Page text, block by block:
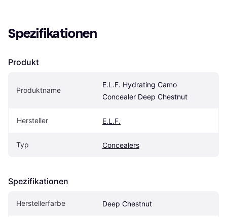
Spezifikationen
Produkt
Produktname
E.L.F. Hydrating Camo
Concealer Deep Chestnut
Hersteller E.L.F.
Typ Concealers
Spezifikationen
Herstellerfarbe Deep Chestnut